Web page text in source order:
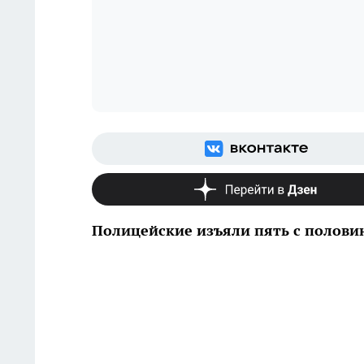
Полицейские изъяли пять с